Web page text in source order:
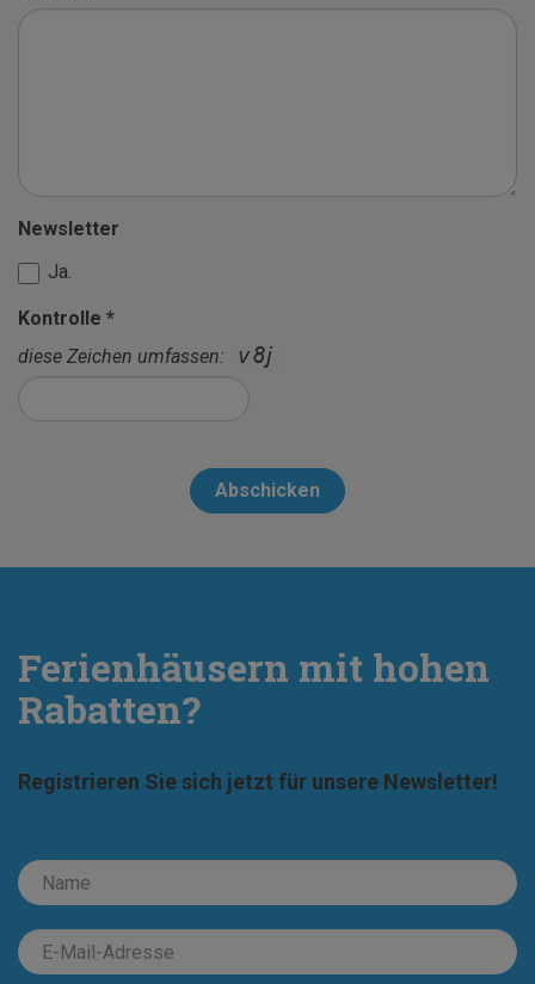
Newsletter
Ja.
Kontrolle *
diese Zeichen umfassen:
Abschicken
Ferienhäusern mit hohen
Rabatten?
Registrieren Sie sich jetzt für unsere Newsletter!